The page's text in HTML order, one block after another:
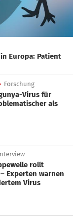
Forschung
als
Experten warnen
Virus